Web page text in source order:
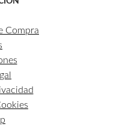
Compra